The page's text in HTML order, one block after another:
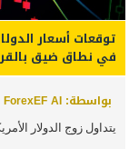
توقعات أسعار
في نطاق ضيق بالقرب من 158.55 قبل
بواسطة: ForexEF AI
يتداول زوج الدولار